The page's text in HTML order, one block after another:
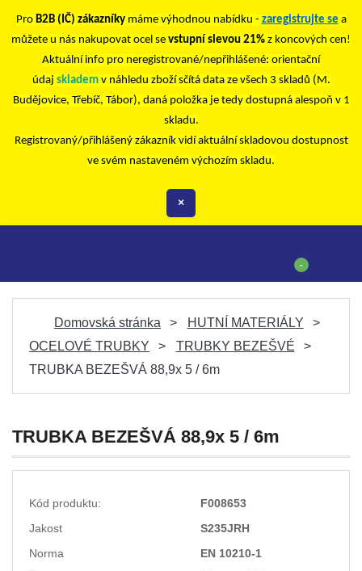
Pro B2B (IČ) zákazníkymáme výhodnou nabídku - zaregistrujte se a
můžete u nás nakupovat ocel se vstupní slevou 21% z koncových cen!
Aktuální info pro neregistrované/nepřihlášené: orientační
údaj skladem v náhledu zboží sčítá data ze všech 3 skladů (M.
Budějovice, Třebíč, Tábor), daná položka je tedy dostupná alespoň v 1
skladu.
Registrovaný/přihlášený zákazník vidí aktuální skladovou dostupnost
ve svém nastaveném výchozím skladu.
×
-
Domovská stránka
HUTNÍ MATERIÁLY
OCELOVÉ TRUBKY
TRUBKY BEZEŠVÉ
TRUBKA BEZEŠVÁ 88,9x 5 / 6m
TRUBKA BEZEŠVÁ 88,9x 5 / 6m
Kód produktu:
F008653
Jakost
S235JRH
Norma
EN 10210-1